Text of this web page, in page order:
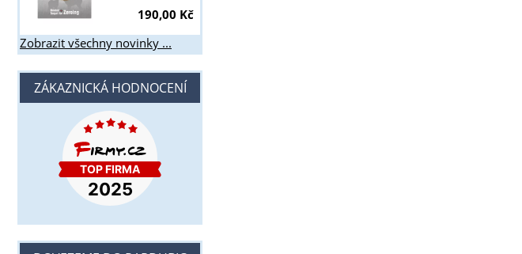
190,00 Kč
Zobrazit všechny novinky ...
ZÁKAZNICKÁ HODNOCENÍ